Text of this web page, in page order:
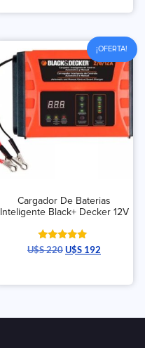
¡OFERTA!
Cargador De Baterias
Inteligente Black+ Decker 12V
Valorado
con
U$S220U$S 192